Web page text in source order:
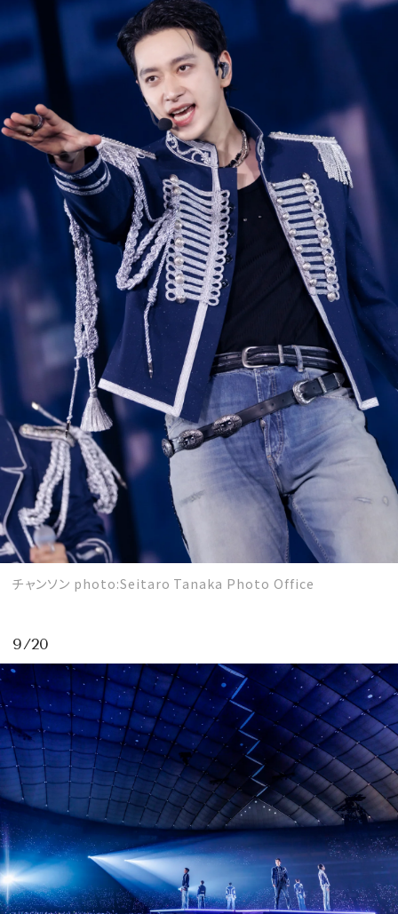
チャンソン photo:Seitaro Tanaka Photo Office
9/20